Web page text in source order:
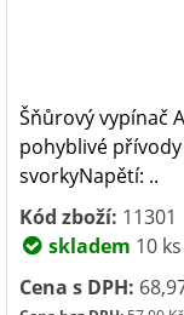
Šňůrový vypínač
pohyblivé přívody
svorkyNapětí: ..
Kód zboží: 11301
skladem 10 ks
Cena s DPH: